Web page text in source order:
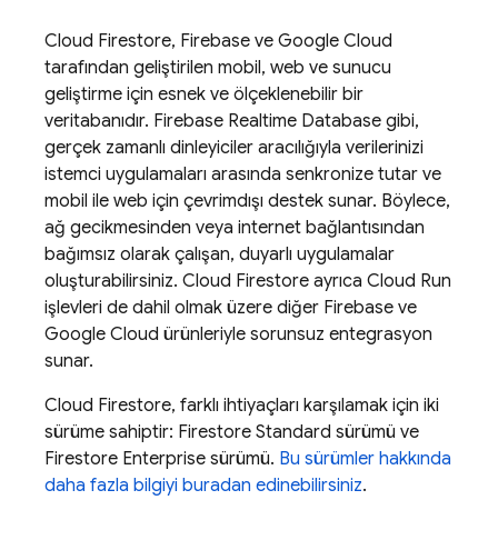
Cloud Firestore, Firebase ve Google Cloud
tarafından geliştirilen mobil, web ve sunucu
geliştirme için esnek ve ölçeklenebilir bir
veritabanıdır. Firebase Realtime Database gibi,
gerçek zamanlı dinleyiciler aracılığıyla verilerinizi
istemci uygulamaları arasında senkronize tutar ve
mobil ile web için çevrimdışı destek sunar. Böylece,
ağ gecikmesinden veya internet bağlantısından
bağımsız olarak çalışan, duyarlı uygulamalar
oluşturabilirsiniz. Cloud Firestore ayrıca Cloud Run
işlevleri de dahil olmak üzere diğer Firebase ve
Google Cloud ürünleriyle sorunsuz entegrasyon
sunar.
Cloud Firestore, farklı ihtiyaçları karşılamak için iki
sürüme sahiptir: Firestore Standard sürümü ve
Firestore Enterprise sürümü. Bu sürümler hakkında
daha fazla bilgiyi buradan edinebilirsiniz.